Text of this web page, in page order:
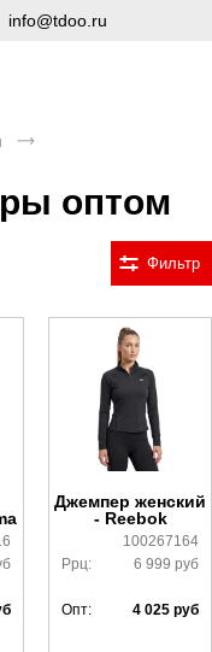
info@tdoo.ru
оптом
Фильтр
Джемпер женский
- Reebok
100267164
Ррц:
6 999 руб
Опт: 4 025 руб